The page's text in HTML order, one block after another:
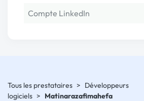
Compte LinkedIn
Tous les prestataires > Développeurs
logiciels > Matinarazafimahefa